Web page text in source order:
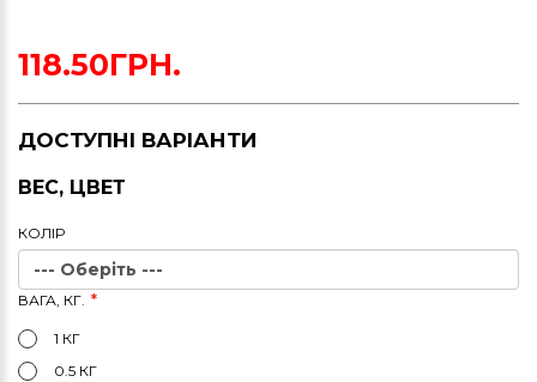
118.50ГРН.
ДОСТУПНІ ВАРІАНТИ
ВЕС, ЦВЕТ
КОЛIР
ВАГА, КГ.
1 КГ
0.5 КГ